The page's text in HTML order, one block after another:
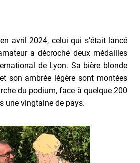
avril 2024, celui qui s’était lancé
a décroché deux médailles
de Lyon. Sa bière blonde
son ambrée légère sont montées
du podium, face à quelque 200
une vingtaine de pays.